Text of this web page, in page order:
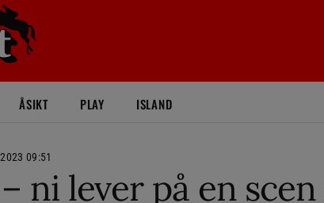
ÅSIKT PLAY ISLAND
09:51
ni lever på en